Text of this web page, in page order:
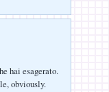
hai esagerato.
obviously.